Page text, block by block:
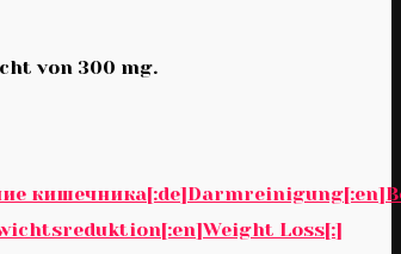
von 300 mg.
Loss[:]